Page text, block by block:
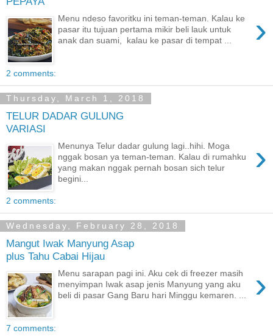
›
Menu ndeso favoritku ini teman-teman. Kalau ke
pasar itu tujuan pertama mikir beli lauk untuk
anak dan suami, kalau ke pasar di tempat ...
2 comments:
Thursday, March 1, 2018
TELUR DADAR GULUNG
VARIASI
›
Menunya Telur dadar gulung lagi..hihi. Moga
nggak bosan ya teman-teman. Kalau di rumahku
yang makan nggak pernah bosan sich telur
begini...
2 comments:
Wednesday, February 28, 2018
Mangut Iwak Manyung Asap
plus Tahu Cabai Hijau
›
Menu sarapan pagi ini. Aku cek di freezer masih
menyimpan Iwak asap jenis Manyung yang aku
beli di pasar Gang Baru hari Minggu kemaren. ...
7 comments: